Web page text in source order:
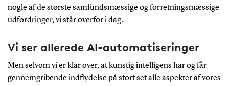
nogle af de største samfundsmæssige og forretningsmæssige
udfordringer, vi står overfor i dag.
Vi ser allerede AI-automatiseringer
Men selvom vi er klar over, at kunstig intelligens har og får
gennemgribende indflydelse på stort set alle aspekter af vores